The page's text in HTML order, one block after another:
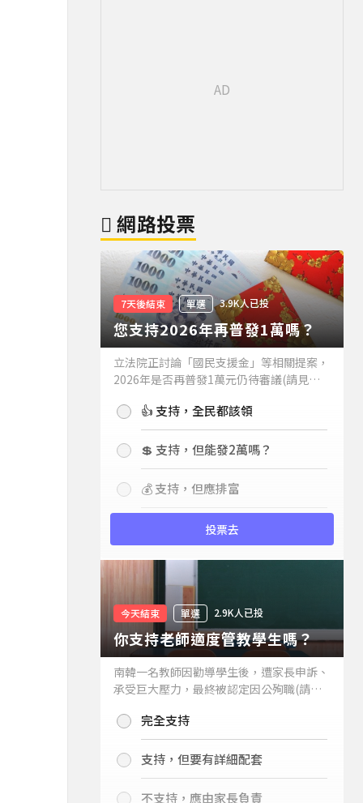
網路投票
7天後結束 單選 3.9K人已投
您支持2026年再普發1萬嗎？
立法院正討論「國民支援金」等相關提案，
2026年是否再普發1萬元仍待審議(請見下
持嗎？👍 支持，全民都該領
💲 支持，但能發2萬嗎？
💰 支持，但應排富
投票去
今天結束 單選 2.9K人已投
你支持老師適度管教學生嗎？
南韓一名教師因勸導學生後，遭家長申訴、
承受巨大壓力，最終被認定因公殉職(請見
你支持老師適度管教學生嗎？
完全支持
支持，但要有詳細配套
不支持，應由家長負責